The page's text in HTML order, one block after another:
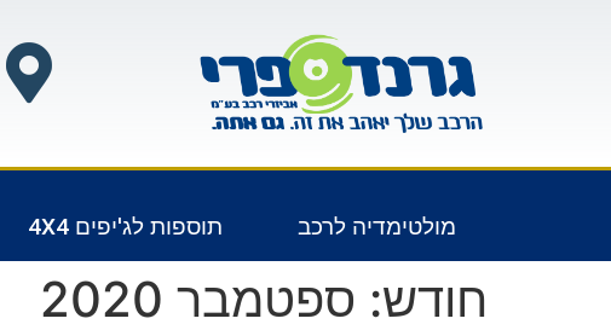
מולטימדיה לרכב תוספות לג'יפים 4X4
חודש: ספטמבר 2020